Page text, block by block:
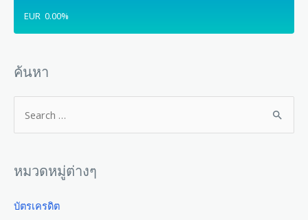
EUR 0.00%
ค้นหา
หมวดหมู่ต่างๆ
บัตรเครดิต